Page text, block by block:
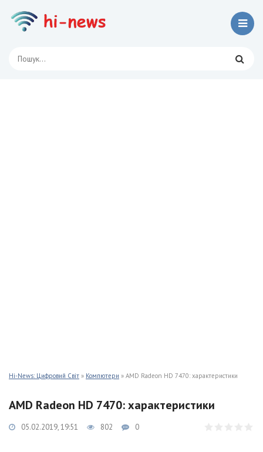
Hi-News: Цифровий Світ » Компютери » AMD Radeon HD 7470: характеристики
AMD Radeon HD 7470: характеристики
05.02.2019, 19:51 802 0